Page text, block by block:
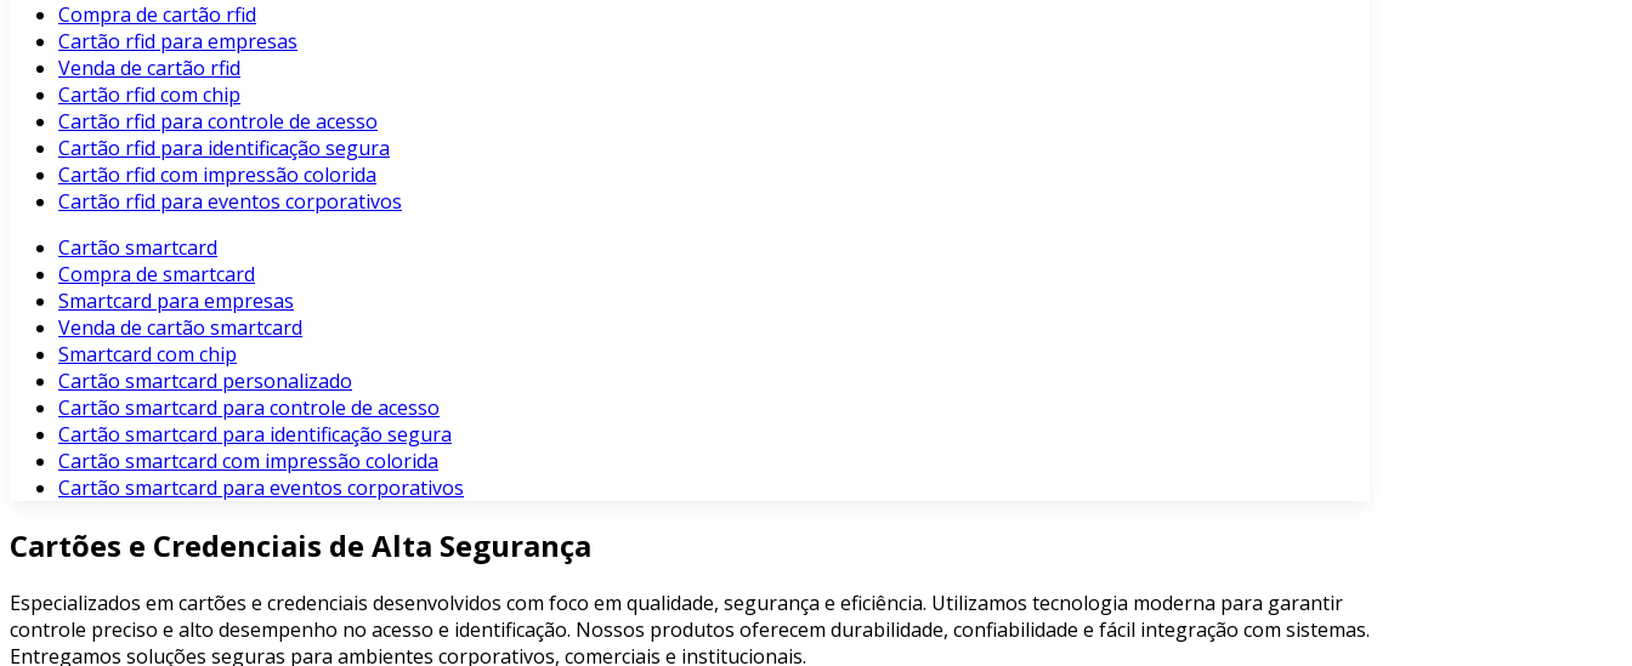
Compra de cartão rfid
Cartão rfid para empresas
Venda de cartão rfid
Cartão rfid com chip
Cartão rfid para controle de acesso
Cartão rfid para identificação segura
Cartão rfid com impressão colorida
Cartão rfid para eventos corporativos
Cartão smartcard
Compra de smartcard
Smartcard para empresas
Venda de cartão smartcard
Smartcard com chip
Cartão smartcard personalizado
Cartão smartcard para controle de acesso
Cartão smartcard para identificação segura
Cartão smartcard com impressão colorida
Cartão smartcard para eventos corporativos
Cartões e Credenciais de Alta Segurança
Especializados em cartões e credenciais desenvolvidos com foco em qualidade, segurança e eficiência. Utilizamos tecnologia moderna para garantir
controle preciso e alto desempenho no acesso e identificação. Nossos produtos oferecem durabilidade, confiabilidade e fácil integração com sistemas.
Entregamos soluções seguras para ambientes corporativos, comerciais e institucionais.